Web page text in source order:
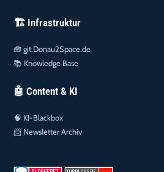
🏗️ Infrastruktur
🧰git.Donau2Space.de
📚 Knowledge Base
🤖 Content & KI
🧠 KI-Blackbox
📨 Newsletter Archiv